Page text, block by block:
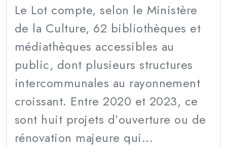
Le Lot compte, selon le Ministère
de la Culture, 62 bibliothèques et
médiathèques accessibles au
public, dont plusieurs structures
intercommunales au rayonnement
croissant. Entre 2020 et 2023, ce
sont huit projets d’ouverture ou de
rénovation majeure qui...